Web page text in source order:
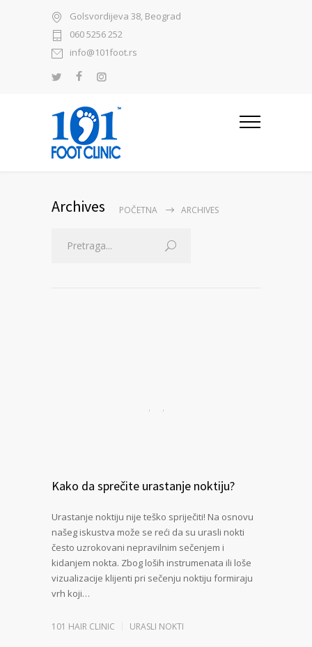
Golsvordijeva 38, Beograd
060 5256 252
info@101foot.rs
Archives POČETNA ARCHIVES
Kako da sprečite urastanje noktiju?
Urastanje noktiju nije teško spriječiti! Na osnovu
našeg iskustva može se reći da su urasli nokti
često uzrokovani nepravilnim sečenjem i
kidanjem nokta. Zbog loših instrumenata ili loše
vizualizacije klijenti pri sečenju noktiju formiraju
vrh koji…
101 HAIR CLINIC URASLI NOKTI